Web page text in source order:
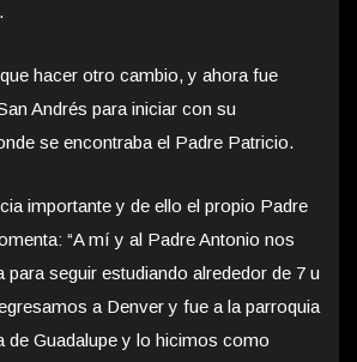
hacer otro cambio, y ahora fue
Andrés para iniciar con su
se encontraba el Padre Patricio.
importante y de ello el propio Padre
“A mí y al Padre Antonio nos
para seguir estudiando alrededor de 7 u
a Denver y fue a la parroquia
de Guadalupe y lo hicimos como